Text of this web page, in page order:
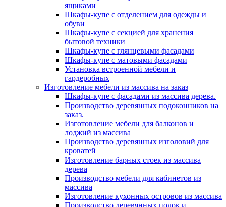
ящиками
Шкафы-купе с отделением для одежды и
обуви
Шкафы-купе с секцией для хранения
бытовой техники
Шкафы-купе с глянцевыми фасадами
Шкафы-купе с матовыми фасадами
Установка встроенной мебели и
гардеробных
Изготовление мебели из массива на заказ
Шкафы-купе с фасадами из массива дерева.
Производство деревянных подоконников на
заказ.
Изготовление мебели для балконов и
лоджий из массива
Производство деревянных изголовий для
кроватей
Изготовление барных стоек из массива
дерева
Производство мебели для кабинетов из
массива
Изготовление кухонных островов из массива
Производство деревянных полок и